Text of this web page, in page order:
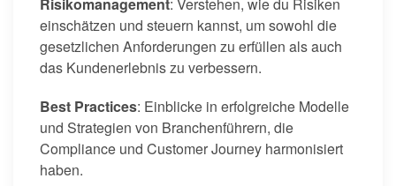
Risikomanagement: Verstehen, wie du Risiken
einschätzen und steuern kannst, um sowohl die
gesetzlichen Anforderungen zu erfüllen als auch
das Kundenerlebnis zu verbessern.
Best Practices: Einblicke in erfolgreiche Modelle
und Strategien von Branchenführern, die
Compliance und Customer Journey harmonisiert
haben.